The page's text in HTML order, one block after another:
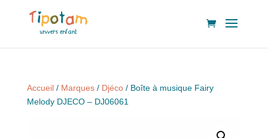
Accueil/ Marques/ Djéco/ Boîte à musique Fairy
Melody DJECO – DJ06061